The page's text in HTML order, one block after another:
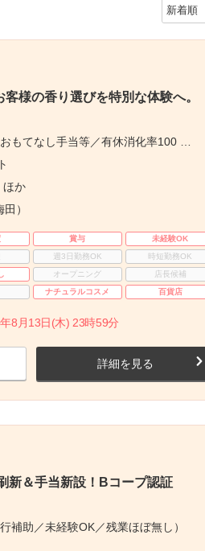
様の香り選びを特別な体験へ。
もてなし手当等／有休消化率100 …
ほか
）
賞与
未経験OK
週3日勤務OK
時短勤務OK
オープニング
店長候補
ナチュラルコスメ 百貨店
8月13日(木) 23時59分
詳細を見る
新＆手当新設！Bコープ認証
補助／未経験OK／残業ほぼ無し）